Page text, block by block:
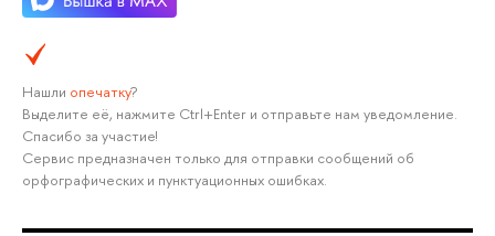
Нашли опечатку?
Выделите её, нажмите Ctrl+Enter и отправьте нам уведомление.
Спасибо за участие!
Сервис предназначен только для отправки сообщений об
орфографических и пунктуационных ошибках.